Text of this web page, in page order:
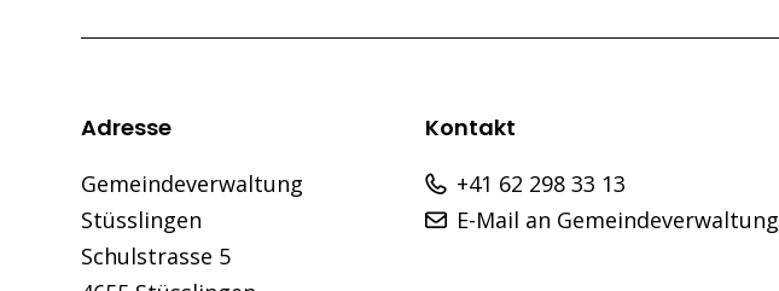
Footer
Adresse
Gemeindeverwaltung
Stüsslingen
Schulstrasse 5
Kontakt
+41 62 298 33 13
E-Mail an Gemeindeverwaltung